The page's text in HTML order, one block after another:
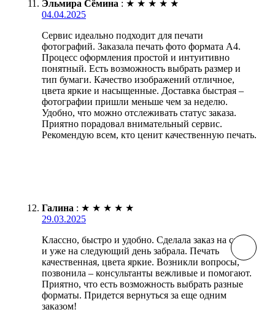
Эльмира Сёмина : ★ ★ ★ ★ ★
04.04.2025
Сервис идеально подходит для печати
фотографий. Заказала печать фото формата А4.
Процесс оформления простой и интуитивно
понятный. Есть возможность выбрать размер и
тип бумаги. Качество изображений отличное,
цвета яркие и насыщенные. Доставка быстрая –
фотографии пришли меньше чем за неделю.
Удобно, что можно отслеживать статус заказа.
Приятно порадовал внимательный сервис.
Рекомендую всем, кто ценит качественную печать.
Галина : ★ ★ ★ ★ ★
29.03.2025
Классно, быстро и удобно. Сделала заказ на сайте,
и уже на следующий день забрала. Печать
качественная, цвета яркие. Возникли вопросы,
позвонила – консультанты вежливые и помогают.
Приятно, что есть возможность выбрать разные
форматы. Придется вернуться за еще одним
заказом!